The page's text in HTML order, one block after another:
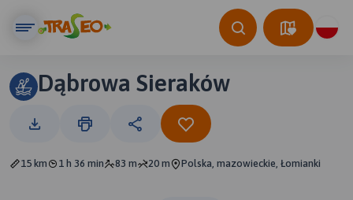
Dąbrowa Sieraków
15 km 1 h 36 min 83 m 20 m Polska, mazowieckie, Łomianki